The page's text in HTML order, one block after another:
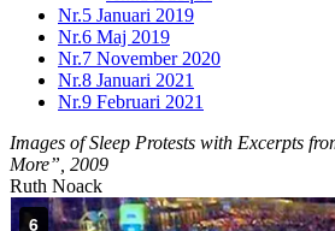
Nr.5 Januari 2019
Nr.6 Maj 2019
Nr.7 November 2020
Nr.8 Januari 2021
Nr.9 Februari 2021
Images of Sleep Protests with Excerpts
More”, 2009
Ruth Noack